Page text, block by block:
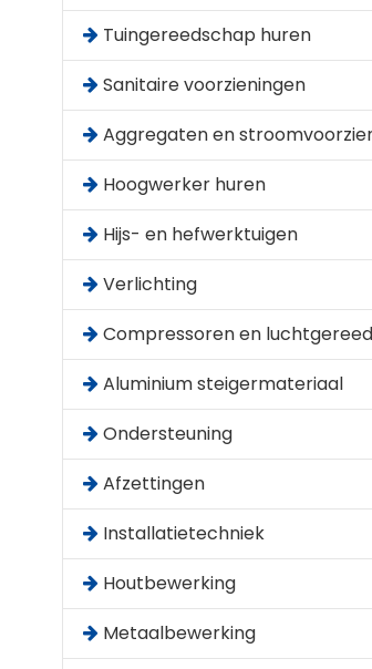
Tuingereedschap huren
Sanitaire voorzieningen
Aggregaten en
Hoogwerker huren
Hijs- en hefwerktuigen
Verlichting
Compressoren en
Aluminium steigermateriaal
Ondersteuning
Afzettingen
Installatietechniek
Houtbewerking
Metaalbewerking